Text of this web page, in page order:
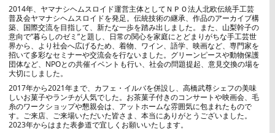
2014年、ヤマナシヘムスロイド運営主体としてＮＰＯ法人北欧伝統手工芸
普及会ヤマナシヘムスロイドを発足。伝統技術の継承、作品のアーカイブ構
築、国際交流を目指して、新たな一歩を踏み出しました。また、山梨幹子の
意向で”暮らしのゼミ”と題し、日常の関心を家庭にとどまりがちな手工芸世
界から、より社会へ広げるため、着物、ワイン、語学、映画など、専門家を
招いて多彩なセミナーや交流会を行ないました。グリーンピースや動物保護
団体など、NPOとの共催イベントも行い、社会の問題提起、意見交換の場を
大切にしました。
2017年から2021年まで、カフェ・イルバを併設し、高橋武尊シェフの美味
しいお菓子やランチが人気でした。お茶菓子付きのコンサートや映画会、毛
糸のワークショップや懇親会は、アットホームな雰囲気に包まれたもので
す。ご来店、ご来場いただいた皆さま、本当にありがとうございました。
2023年からはまた表参道で宜しくお願いいたします。